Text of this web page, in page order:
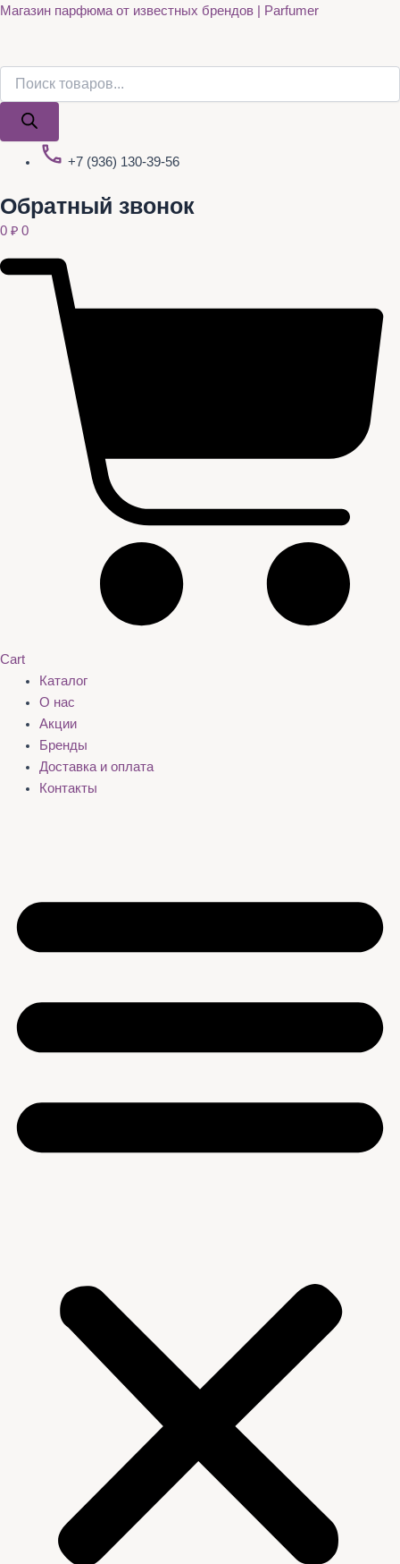
Перейти
Магазин парфюма от известных брендов | Parfumer
Поиск
+7 (936) 130-39-56
Обратный звонок
0 ₽ 0
Cart
Каталог
О нас
Акции
Бренды
Доставка и оплата
Контакты
Поиск
Quantity